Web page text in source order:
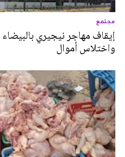
مجتمع
إيقاف مهاجر نيجيري بالبيضاء
واختلاس أموال